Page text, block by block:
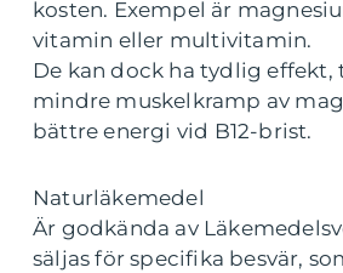
kosten. Exempel är
vitamin eller multivitamin.
De kan dock ha tydlig effekt,
mindre muskelkramp av
bättre energi vid B12-brist.
Naturläkemedel
Är godkända av
säljas för specifika besvär,